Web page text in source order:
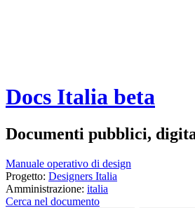
Docs Italia beta
Documenti pubblici,
Manuale operativo di design
Progetto: Designers Italia
Amministrazione: italia
Cerca nel documento